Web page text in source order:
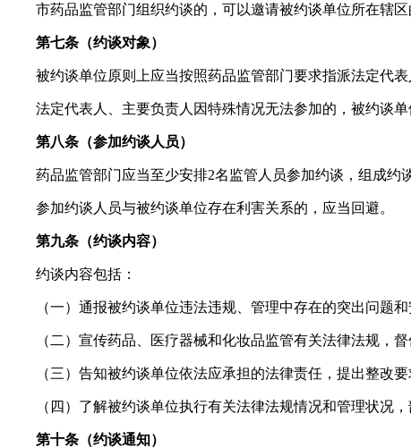
市药品监管部门组织约谈的，可以邀请被约谈单位所在辖区
第七条（约谈对象）
被约谈单位原则上应当按照药品监管部门要求指派法定代
法定代表人、主要负责人因特殊情况无法参加的，被约谈
第八条（参加约谈人员）
药品监管部门应当至少安排2名监管人员参加约谈，组成约
参加约谈人员与被约谈单位存在利害关系的，应当回避。
第九条（约谈内容）
约谈内容包括：
（一）通报被约谈单位违法违规、管理中存在的突出问题和
（二）宣传药品、医疗器械和化妆品监管有关法律法规，
（三）告知被约谈单位依法应承担的法律责任，提出整改要
（四）了解被约谈单位执行有关法律法规情况和管理状况
第十条（约谈通知）